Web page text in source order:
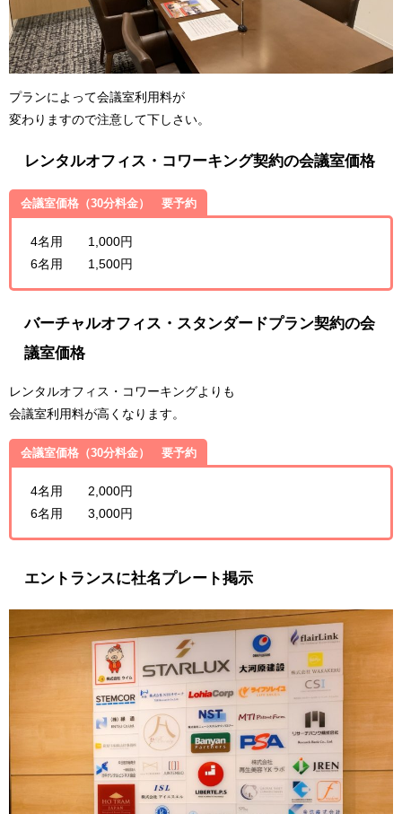
プランによって会議室利用料が
変わりますので注意して下しさい。
レンタルオフィス・コワーキング契約の会議室価格
会議室価格（30分料金） 要予約
4名用 1,000円
6名用 1,500円
バーチャルオフィス・スタンダードプラン契約の会
議室価格
レンタルオフィス・コワーキングよりも
会議室利用料が高くなります。
会議室価格（30分料金） 要予約
4名用 2,000円
6名用 3,000円
エントランスに社名プレート掲示